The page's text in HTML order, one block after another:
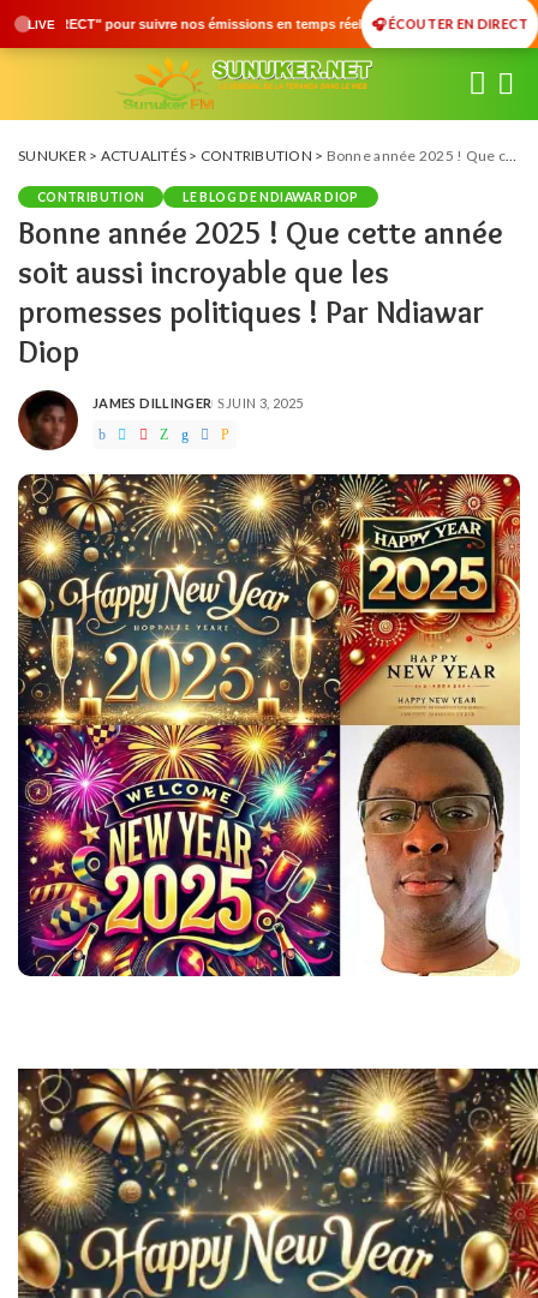
LIVE
nos émissions en temps réel • 🇸🇳 Actualités du Sénégal • 🌍 Actualités
🎧 ÉCOUTER EN DIRECT
SUNUKER> ACTUALITÉS > CONTRIBUTION > Bonne année 2025 ! Que cette année soit aussi incroyable que les promesses politiques ! Par Ndiawar Diop
CONTRIBUTION LE BLOG DE NDIAWAR DIOP
Bonne année 2025 ! Que cette année
soit aussi incroyable que les
promesses politiques ! Par Ndiawar
Diop
POSTED
BY
JAMES DILLINGER JUIN 3, 2025